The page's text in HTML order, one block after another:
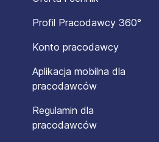
Profil Pracodawcy 360°
Konto pracodawcy
Aplikacja mobilna dla
pracodawców
Regulamin dla
pracodawców